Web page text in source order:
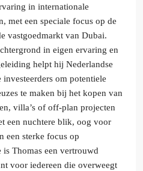
in internationale
met een speciale focus op de
vastgoedmarkt van Dubai.
in eigen ervaring en
helpt hij Nederlandse
investeerders om potentiele
te maken bij het kopen van
villa’s of off-plan projecten
een nuchtere blik, oog voor
een sterke focus op
is Thomas een vertrouwd
voor iedereen die overweegt